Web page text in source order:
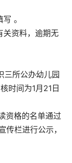
。
关资料，逾期无
三所公办幼儿园
时间为1月21日
资格的名单通过
传栏进行公示，